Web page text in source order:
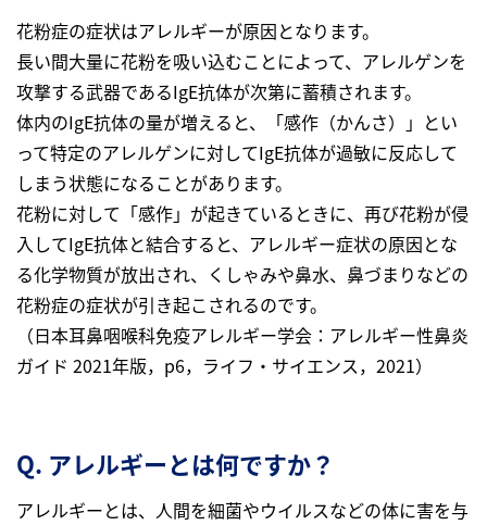
花粉症の症状はアレルギーが原因となります。
長い間大量に花粉を吸い込むことによって、アレルゲンを
攻撃する武器であるIgE抗体が次第に蓄積されます。
体内のIgE抗体の量が増えると、「感作（かんさ）」とい
って特定のアレルゲンに対してIgE抗体が過敏に反応して
しまう状態になることがあります。
花粉に対して「感作」が起きているときに、再び花粉が侵
入してIgE抗体と結合すると、アレルギー症状の原因とな
る化学物質が放出され、くしゃみや鼻水、鼻づまりなどの
花粉症の症状が引き起こされるのです。
（日本耳鼻咽喉科免疫アレルギー学会：アレルギー性鼻炎
ガイド 2021年版，p6，ライフ・サイエンス，2021）
Q. アレルギーとは何ですか？
アレルギーとは、人間を細菌やウイルスなどの体に害を与